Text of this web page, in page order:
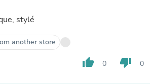
stylé
another store
thumb_up 0 thumb_down 0